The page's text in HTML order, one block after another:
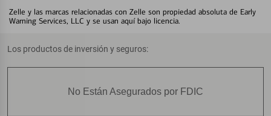
Zelle y las marcas relacionadas con Zelle son propiedad absoluta de Early
Warning Services, LLC y se usan aquí bajo licencia.
Los productos de inversión y seguros:
No Están Asegurados por FDIC